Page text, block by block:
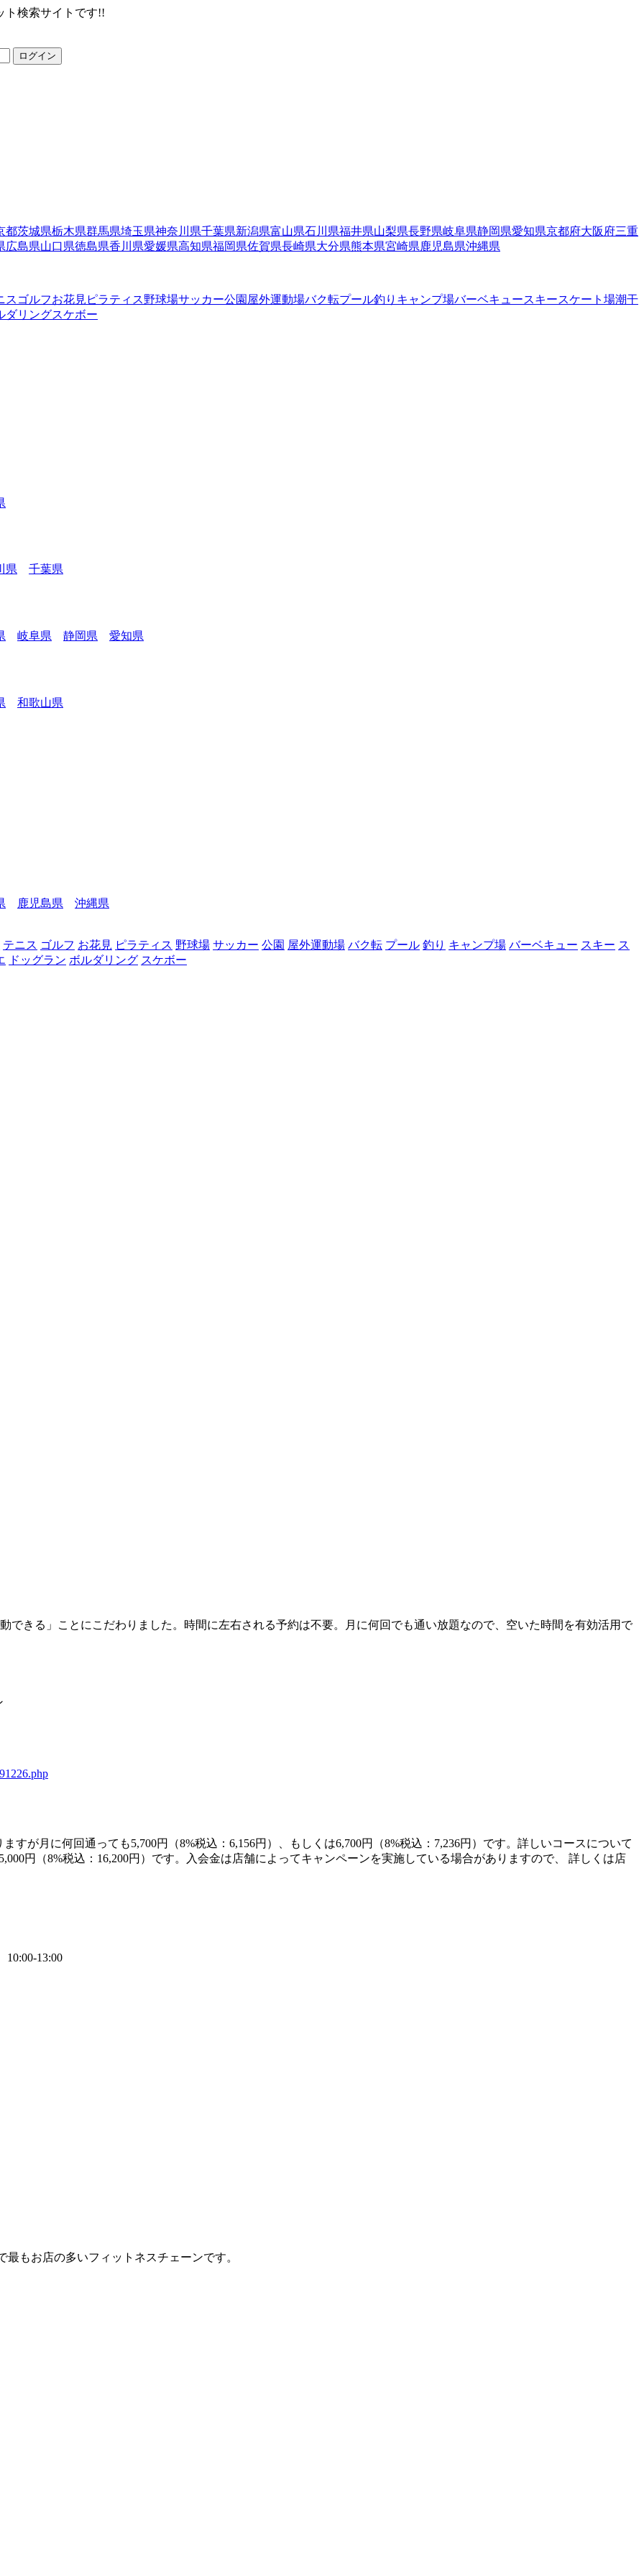
ト検索サイトです!!
ログイン
都茨城県栃木県群馬県埼玉県神奈川県千葉県新潟県富山県石川県福井県山梨県長野県岐阜県静岡県愛知県京都府大阪府三重
広島県山口県徳島県香川県愛媛県高知県福岡県佐賀県長崎県大分県熊本県宮崎県鹿児島県沖縄県
ス ゴルフお花見 ピラティス野球場サッカー公園 屋外運動場バク転プール釣り キャンプ場バーベキュースキースケート場潮干
ダリングスケボー
県 千葉県
岐阜県 静岡県 愛知県
和歌山県
鹿児島県
沖縄県
テニス ゴルフ お花見 ピラティス 野球場 サッカー 公園 屋外運動場 バク転 プール 釣り キャンプ場 バーベキュー スキー ス
ドッグラン ボルダリング スケボー
できる」ことにこだわりました。時間に左右される予約は不要。月に何回でも通い放題なので、空いた時間を有効活用で
すが月に何回通っても5,700円（8%税込：6,156円）、もしくは6,700円（8%税込：7,236円）です。詳しいコースについて
円（8%税込：16,200円）です。入会金は店舗によってキャンペーンを実施している場合がありますので、 詳しくは店
13:00
最もお店の多いフィットネスチェーンです。